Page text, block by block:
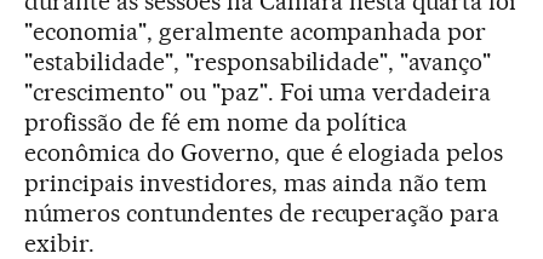
"economia", geralmente acompanhada por
"estabilidade", "responsabilidade", "avanço"
"crescimento" ou "paz". Foi uma verdadeira
profissão de fé em nome da política
econômica do Governo, que é elogiada pelos
principais investidores, mas ainda não tem
números contundentes de recuperação para
exibir.